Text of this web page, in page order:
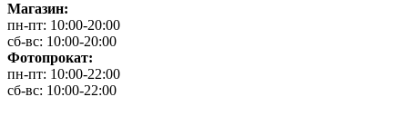
Магазин:
пн-пт: 10:00-20:00
сб-вс: 10:00-20:00
Фотопрокат:
пн-пт: 10:00-22:00
сб-вс: 10:00-22:00